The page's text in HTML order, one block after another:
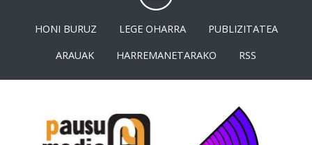
HONI BURUZ LEGE OHARRA
PUBLIZITATEA
ARAUAK
HARREMANETARAKO RSS